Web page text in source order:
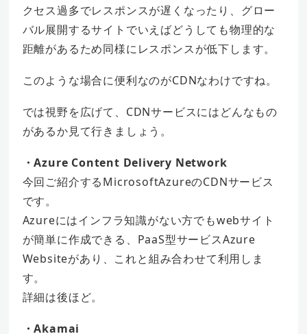
クセス過多でレスポンスが遅くなったり、グロー
バル展開するサイトでいえばどうしても物理的な
距離があるため同様にレスポンスが低下します。
このような場合に便利なのがCDNなわけですね。
では視野を広げて、CDNサービスにはどんなもの
があるか見て行きましょう。
・Azure Content Delivery Network
今回ご紹介するMicrosoftAzureのCDNサービス
です。
Azureにはインフラ知識がない方でもwebサイト
が簡単に作成できる、PaaS型サービスAzure
Websiteがあり、これと組み合わせて利用しま
す。
詳細は後ほど。
・Akamai